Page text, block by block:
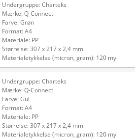
Undergruppe: Charteks
Mærke: Q-Connect
Farve: Grøn
Format: A4
Materiale: PP
Størrelse: 307 x 217 x 2,4 mm
Materialetykkelse (micron, gram): 120 my
Undergruppe: Charteks
Mærke: Q-Connect
Farve: Gul
Format: A4
Materiale: PP
Størrelse: 307 x 217 x 2,4 mm
Materialetykkelse (micron, gram): 120 my